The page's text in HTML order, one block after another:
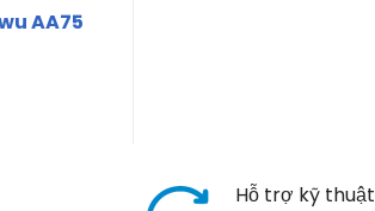
AA75
Hỗ trợ kỹ thuật